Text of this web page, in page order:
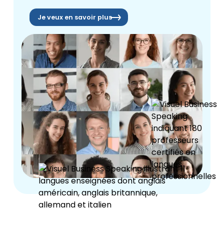
Je veux en savoir plus